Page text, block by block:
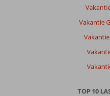
Vakantie
TOP 10